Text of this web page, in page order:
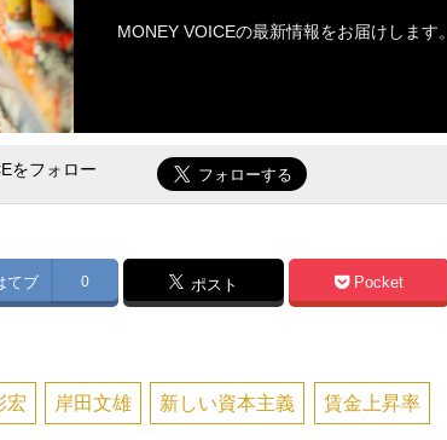
MONEY VOICEの最新情報をお届けします。
をフォロー
てブ 0 ポスト Pocket
宏 岸田文雄 新しい資本主義 賃金上昇率